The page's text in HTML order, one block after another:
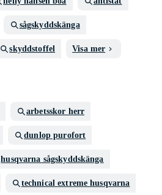
sågskyddskänga
skyddstoffel Visa mer
arbetsskor herr
dunlop purofort
husqvarna sågskyddskänga
technical extreme husqvarna